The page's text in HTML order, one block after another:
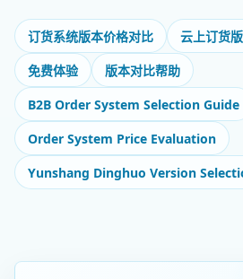
订货系统版本价格对比 云上订货
免费体验
版本对比帮助
B2B Order System Selection Guide
Order System Price Evaluation
Yunshang Dinghuo Version